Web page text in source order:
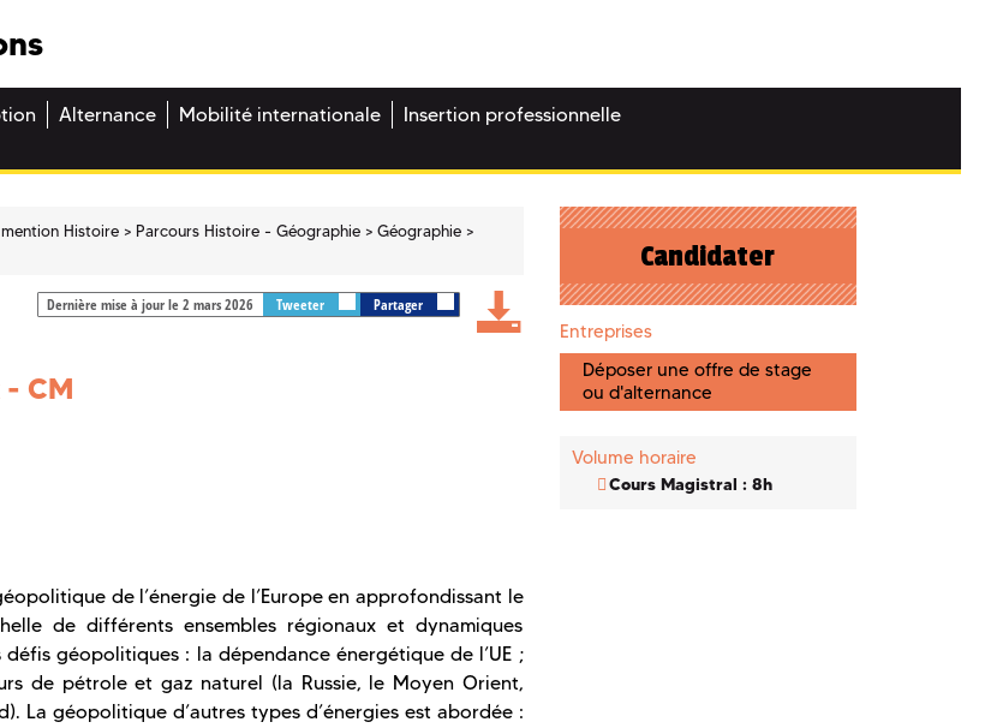
Alternance Mobilité internationale
Insertion professionnelle
Histoire Parcours Histoire - Géographie
Géographie
Dernière mise à jour le 2 mars 2026 Tweeter Partager
CM
de l’énergie de l’Europe en approfondissant le
de différents ensembles régionaux et dynamiques
géopolitiques : la dépendance énergétique de l’UE ;
de pétrole et gaz naturel (la Russie, le Moyen Orient,
La géopolitique d’autres types d’énergies est abordée :
Candidater
Entreprises
Déposer une offre de stage
ou d'alternance
Volume horaire
Cours Magistral : 8h